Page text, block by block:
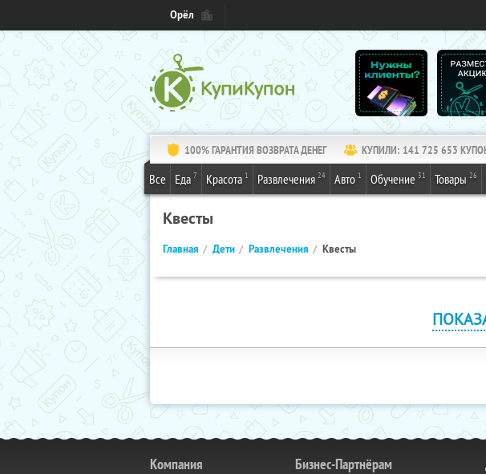
Орёл
100% ГАРАНТИЯ ВОЗВРАТА ДЕНЕГ КУПИЛИ: 141 725 653
Все Еда 7 Красота 1 Развлечения 24 Авто 1 Обучение 31 Товары 26
Квесты
Главная Дети Развлечения Квесты
Компания Бизнес-Партнёрам